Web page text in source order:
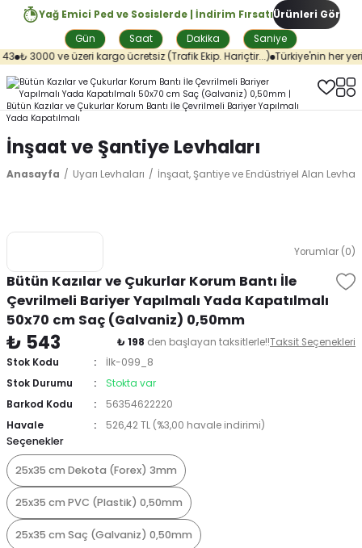
Yağ Emici Ped ve Sosislerde | İndirim Fırsatı
Gün
Saat Dakika Saniye
Ürünleri Gör
₺ 3000 ve üzeri kargo ücretsiz (Trafik Ekip. Hariçtir...) Türkiye'nin her
İnşaat ve Şantiye Levhaları
Anasayfa Uyarı Levhaları İnşaat, Şantiye ve Endüstriyel Alan
Yorumlar (0)
Bütün Kazılar ve Çukurlar Korum Bantı İle
Çevrilmeli Bariyer Yapılmalı Yada Kapatılmalı
50x70 cm Saç (Galvaniz) 0,50mm
₺ 543 ₺ 198 den başlayan taksitlerle!!Taksit Seçenekleri
Stok Kodu
İlk-099_8
Stok Durumu
Stokta var
Barkod Kodu
56354622220
Havale
526,42 TL (%3,00 havale indirimi)
Seçenekler
25x35 cm Dekota (Forex) 3mm
25x35 cm PVC (Plastik) 0,50mm
25x35 cm Saç (Galvaniz) 0,50mm